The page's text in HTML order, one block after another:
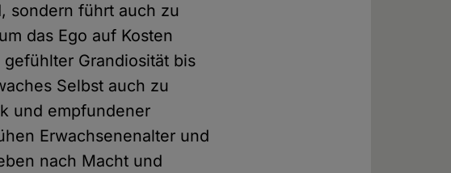
sondern führt auch zu
das Ego auf Kosten
Grandiosität bis
Selbst auch zu
und empfundener
Erwachsenenalter und
nach Macht und